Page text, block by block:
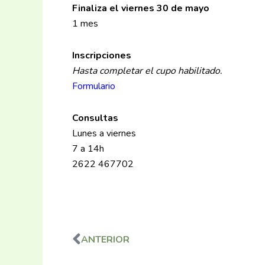
Finaliza el viernes 30 de mayo
1 mes
Inscripciones
Hasta completar el cupo habilitado.
Formulario
Consultas
Lunes a viernes
7 a 14h
2622 467702
Ant
ANTERIOR